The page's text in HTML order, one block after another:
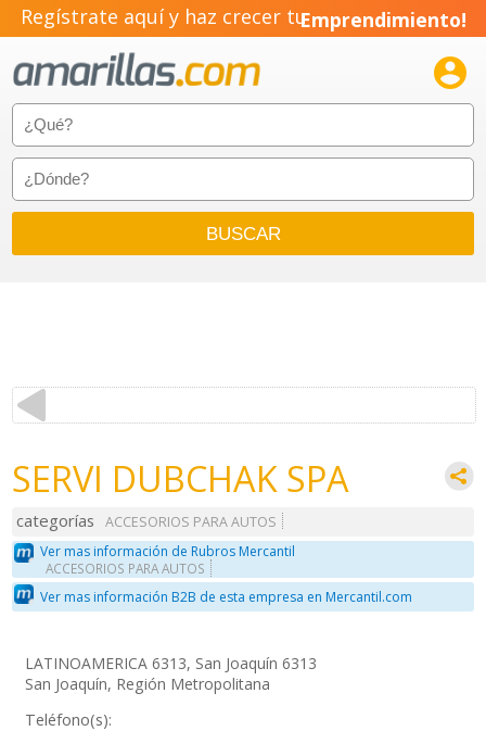
Regístrate aquí y haz crecer tuEmprendimiento!

SERVI DUBCHAK SPA
categorías
ACCESORIOS PARA AUTOS
Ver mas información de Rubros Mercantil
ACCESORIOS PARA AUTOS
Ver mas información B2B de esta empresa en Mercantil.com
LATINOAMERICA 6313, San Joaquín 6313
San Joaquín, Región Metropolitana
Teléfono(s):